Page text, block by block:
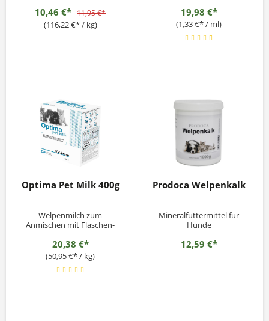
mit einem hohen Anteil an
hochwertigen Colostrum
werden als Basis für
10,46 €* 11,95 €*
(116,22 €* / kg)
19,98 €*
(1,33 €* / ml)
Optima Pet Milk 400g
Welpenmilch zum
Anmischen mit Flaschen-
Aufzucht von verwaisten
Jungtieren, als Ergänzung zur
Muttermilch und / oder als
Futterergänzung beim
20,38 €*
(50,95 €* / kg)
Prodoca Welpenkalk
Mineralfuttermittel für
Hunde
12,59 €*